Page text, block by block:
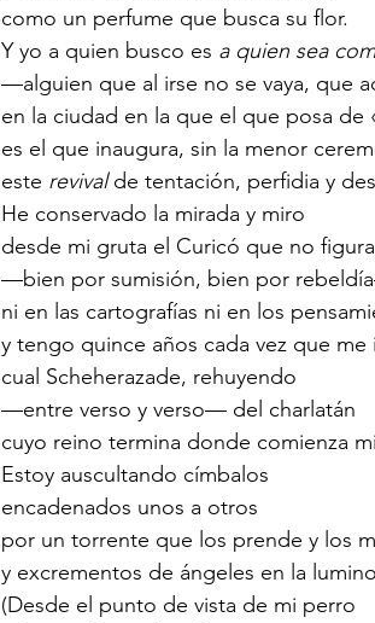
como un perfume que busca su flor.
Y yo a quien busco es a quien sea
—alguien que al irse no se vaya, que
en la ciudad en la que el que posa de
es el que inaugura, sin la menor
este revival de tentación, perfidia y
He conservado la mirada y miro
desde mi gruta el Curicó que no figura
—bien por sumisión, bien por
ni en las cartografías ni en los
y tengo quince años cada vez que me
cual Scheherazade, rehuyendo
—entre verso y verso— del charlatán
cuyo reino termina donde comienza
Estoy auscultando címbalos
encadenados unos a otros
por un torrente que los prende y los
y excrementos de ángeles en la
(Desde el punto de vista de mi perro